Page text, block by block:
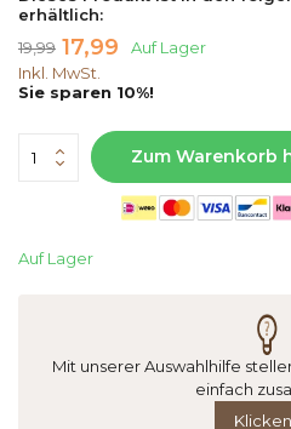
erhältlich:
19,99 17,99
Auf Lager
Inkl. MwSt.
Sie sparen 10%!
Zum Warenkorb
Auf Lager
Mit unserer Auswahlhilfe
einfach